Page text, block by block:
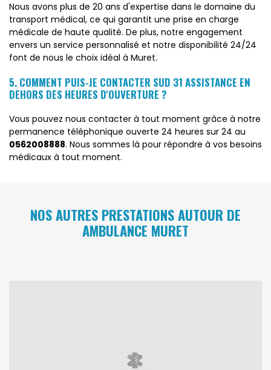
Nous avons plus de 20 ans d'expertise dans le domaine du
transport médical, ce qui garantit une prise en charge
médicale de haute qualité. De plus, notre engagement
envers un service personnalisé et notre disponibilité 24/24
font de nous le choix idéal à Muret.
5. COMMENT PUIS-JE CONTACTER SUD 31 ASSISTANCE EN
DEHORS DES HEURES D'OUVERTURE ?
Vous pouvez nous contacter à tout moment grâce à notre
permanence téléphonique ouverte 24 heures sur 24 au
0562008888. Nous sommes là pour répondre à vos besoins
médicaux à tout moment.
NOS AUTRES PRESTATIONS AUTOUR DE
AMBULANCE MURET